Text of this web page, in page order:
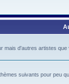
mais d'autres artistes
suivants pour peu